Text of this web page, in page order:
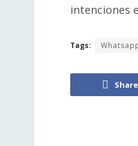
intenciones
Tags:
Share